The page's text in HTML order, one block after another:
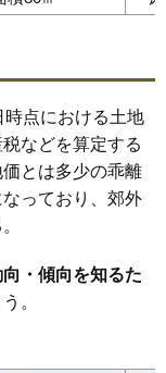
点における土地
などを算定する
とは多少の乖離
っており、郊外
・傾向を知るた
。